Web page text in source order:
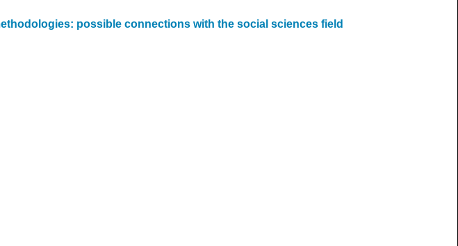
possible connections with the social sciences field